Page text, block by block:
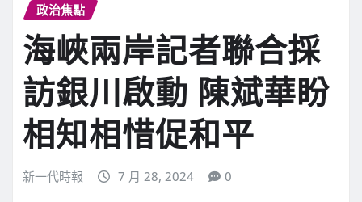
政治焦點
海峽兩岸記者聯合採
訪銀川啟動 陳斌華盼
相知相惜促和平
新一代時報 7 月 28, 2024 0